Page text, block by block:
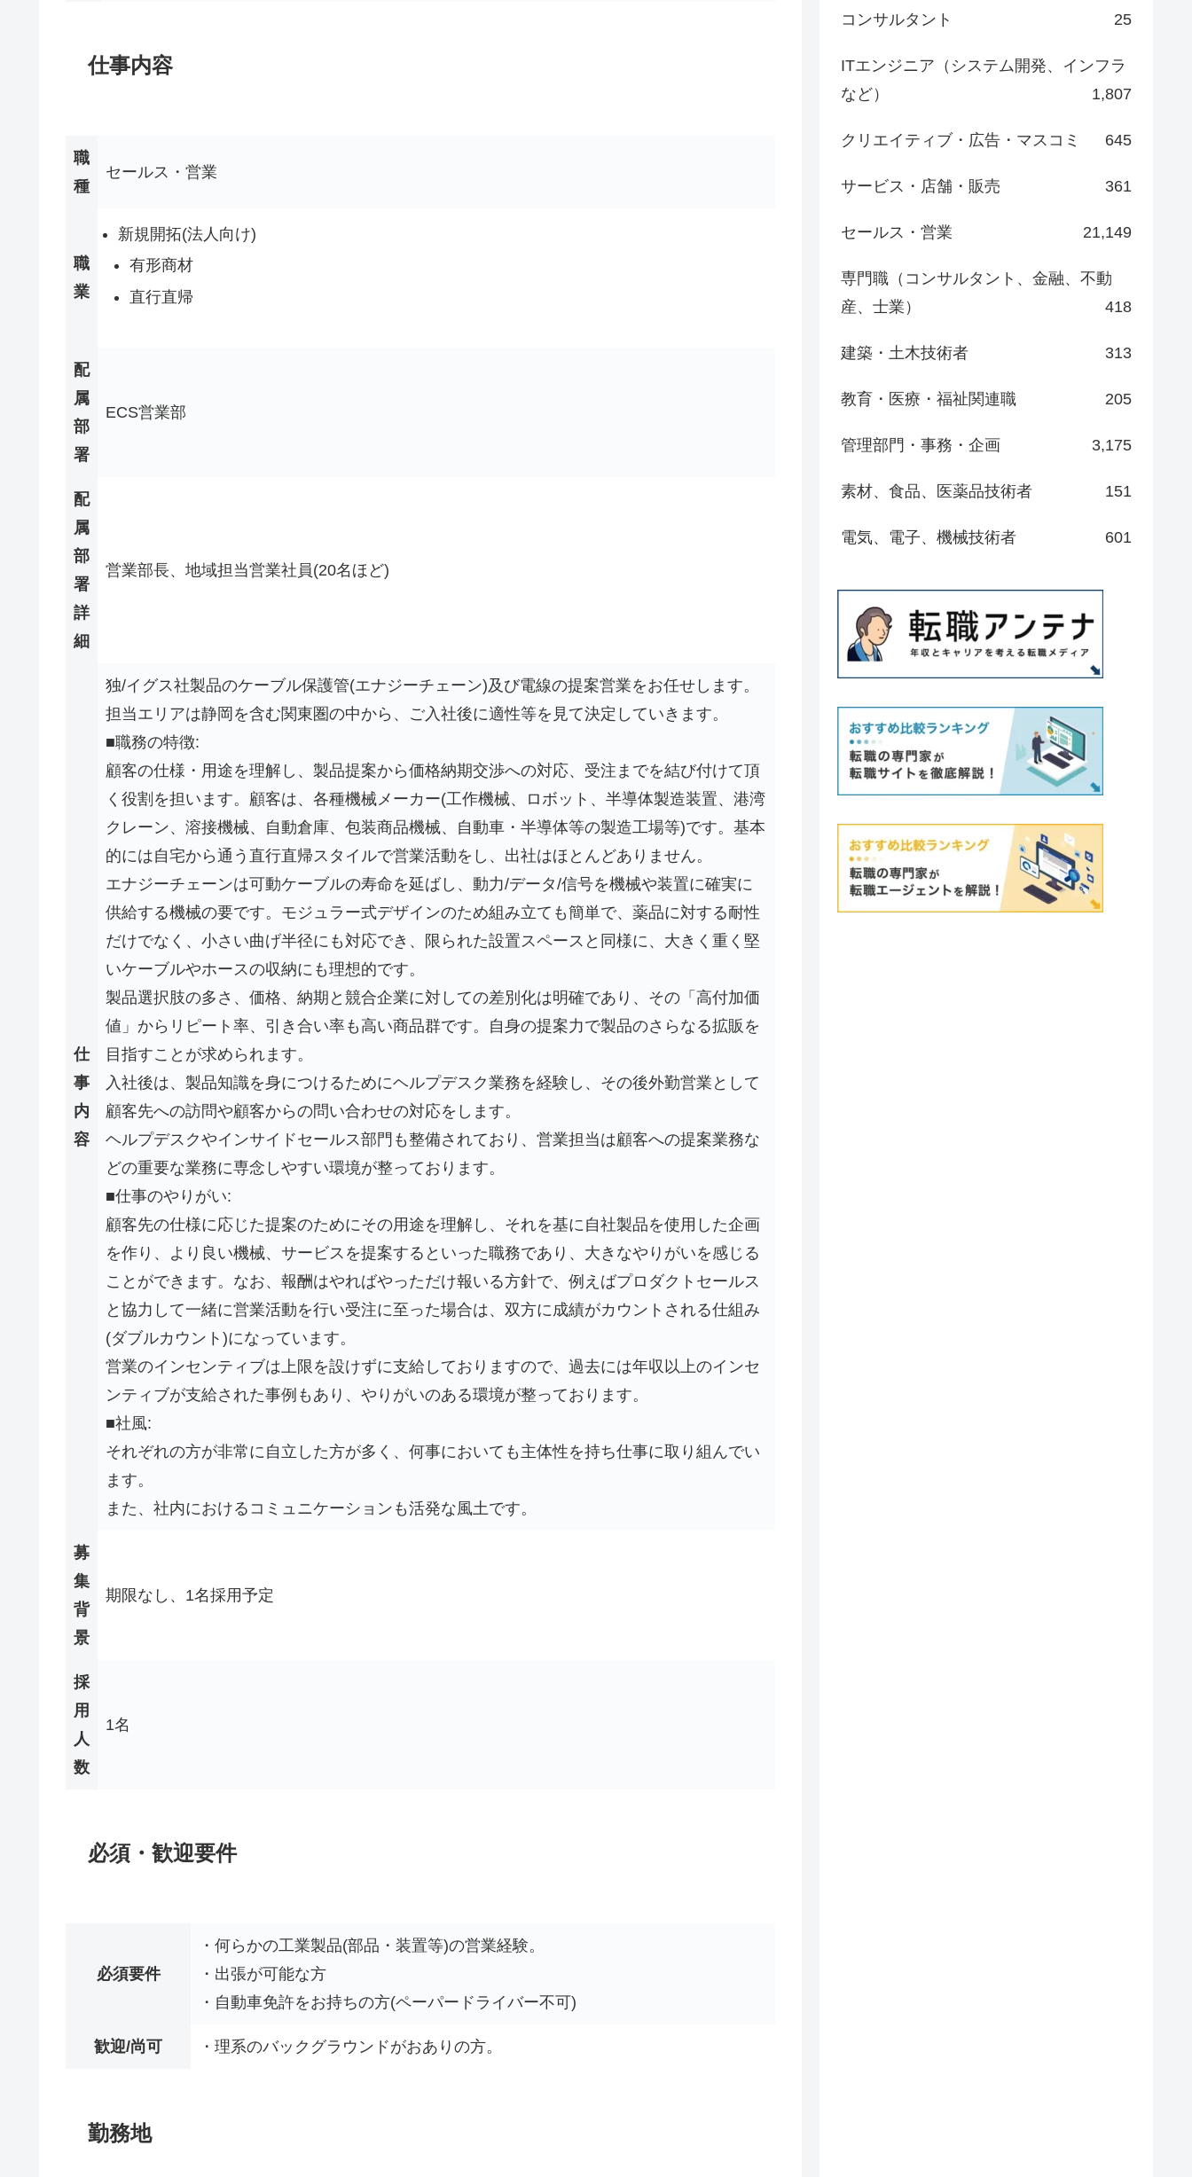
仕事内容
職
種
セールス・営業
職
業
新規開拓(法人向け)
有形商材
直行直帰
配
属
部
署
ECS営業部
配
属
部
署
詳
細
営業部長、地域担当営業社員(20名ほど)
仕
事
内
容
独/イグス社製品のケーブル保護管(エナジーチェーン)及び電線の提案営業をお任せします。
担当エリアは静岡を含む関東圏の中から、ご入社後に適性等を見て決定していきます。
■職務の特徴:
顧客の仕様・用途を理解し、製品提案から価格納期交渉への対応、受注までを結び付けて頂
く役割を担います。顧客は、各種機械メーカー(工作機械、ロボット、半導体製造装置、港湾
クレーン、溶接機械、自動倉庫、包装商品機械、自動車・半導体等の製造工場等)です。基本
的には自宅から通う直行直帰スタイルで営業活動をし、出社はほとんどありません。
エナジーチェーンは可動ケーブルの寿命を延ばし、動力/データ/信号を機械や装置に確実に
供給する機械の要です。モジュラー式デザインのため組み立ても簡単で、薬品に対する耐性
だけでなく、小さい曲げ半径にも対応でき、限られた設置スペースと同様に、大きく重く堅
いケーブルやホースの収納にも理想的です。
製品選択肢の多さ、価格、納期と競合企業に対しての差別化は明確であり、その「高付加価
値」からリピート率、引き合い率も高い商品群です。自身の提案力で製品のさらなる拡販を
目指すことが求められます。
入社後は、製品知識を身につけるためにヘルプデスク業務を経験し、その後外勤営業として
顧客先への訪問や顧客からの問い合わせの対応をします。
ヘルプデスクやインサイドセールス部門も整備されており、営業担当は顧客への提案業務な
どの重要な業務に専念しやすい環境が整っております。
■仕事のやりがい:
顧客先の仕様に応じた提案のためにその用途を理解し、それを基に自社製品を使用した企画
を作り、より良い機械、サービスを提案するといった職務であり、大きなやりがいを感じる
ことができます。なお、報酬はやればやっただけ報いる方針で、例えばプロダクトセールス
と協力して一緒に営業活動を行い受注に至った場合は、双方に成績がカウントされる仕組み
(ダブルカウント)になっています。
営業のインセンティブは上限を設けずに支給しておりますので、過去には年収以上のインセ
ンティブが支給された事例もあり、やりがいのある環境が整っております。
■社風:
それぞれの方が非常に自立した方が多く、何事においても主体性を持ち仕事に取り組んでい
ます。
また、社内におけるコミュニケーションも活発な風土です。
募
集
背
景
期限なし、1名採用予定
採
用
人
数
1名
必須・歓迎要件
必須要件
・何らかの工業製品(部品・装置等)の営業経験。
・出張が可能な方
・自動車免許をお持ちの方(ペーパードライバー不可)
歓迎/尚可 ・理系のバックグラウンドがおありの方。
勤務地
コンサルタント 25
ITエンジニア（システム開発、インフラ
など）
1,807
クリエイティブ・広告・マスコミ 645
サービス・店舗・販売 361
セールス・営業 21,149
専門職（コンサルタント、金融、不動
産、士業）
418
建築・土木技術者 313
教育・医療・福祉関連職 205
管理部門・事務・企画 3,175
素材、食品、医薬品技術者 151
電気、電子、機械技術者 601